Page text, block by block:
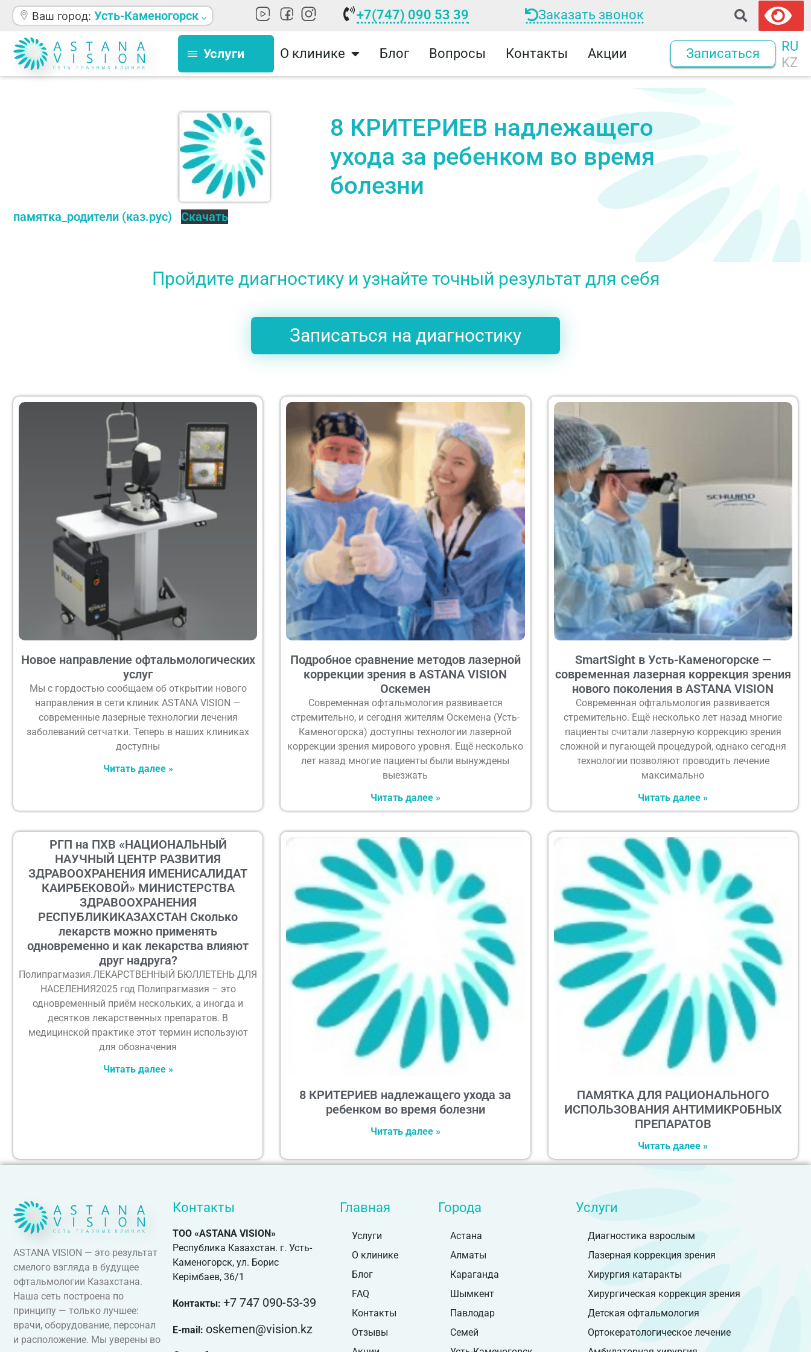
Ваш город: Усть-Каменогорск +7(747) 090 53 39 Заказать звонок
Услуги О клинике Блог Вопросы Контакты Акции Записаться
RU
KZ
8 КРИТЕРИЕВ надлежащего
ухода за ребенком во время
болезни
памятка_родители (каз.рус) Скачать
Пройдите диагностику и узнайте точный результат для себя
Записаться на диагностику
Новое направление офтальмологических
услуг
Мы с гордостью сообщаем об открытии нового
направления в сети клиник ASTANA VISION —
современные лазерные технологии лечения
заболеваний сетчатки. Теперь в наших клиниках
доступны
Читать далее »
Подробное сравнение методов лазерной
коррекции зрения в ASTANA VISION
Оскемен
Современная офтальмология развивается
стремительно, и сегодня жителям Оскемена (Усть-
Каменогорска) доступны технологии лазерной
коррекции зрения мирового уровня. Ещё несколько
лет назад многие пациенты были вынуждены
выезжать
Читать далее »
SmartSight в Усть-Каменогорске —
современная лазерная коррекция зрения
нового поколения в ASTANA VISION
Современная офтальмология развивается
стремительно. Ещё несколько лет назад многие
пациенты считали лазерную коррекцию зрения
сложной и пугающей процедурой, однако сегодня
технологии позволяют проводить лечение
максимально
Читать далее »
РГП на ПХВ «НАЦИОНАЛЬНЫЙ
НАУЧНЫЙ ЦЕНТР РАЗВИТИЯ
ЗДРАВООХРАНЕНИЯ ИМЕНИСАЛИДАТ
КАИРБЕКОВОЙ» МИНИСТЕРСТВА
ЗДРАВООХРАНЕНИЯ
РЕСПУБЛИКИКАЗАХСТАН Сколько
лекарств можно применять
одновременно и как лекарства влияют
друг надруга?
Полипрагмазия.ЛЕКАРСТВЕННЫЙ БЮЛЛЕТЕНЬ ДЛЯ
НАСЕЛЕНИЯ2025 год Полипрагмазия – это
одновременный приём нескольких, а иногда и
десятков лекарственных препаратов. В
медицинской практике этот термин используют
для обозначения
Читать далее »
8 КРИТЕРИЕВ надлежащего ухода за
ребенком во время болезни
Читать далее »
ПАМЯТКА ДЛЯ РАЦИОНАЛЬНОГО
ИСПОЛЬЗОВАНИЯ АНТИМИКРОБНЫХ
ПРЕПАРАТОВ
Читать далее »
ASTANA VISION — это результат
смелого взгляда в будущее
офтальмологии Казахстана.
Наша сеть построена по
принципу — только лучшее:
врачи, оборудование, персонал
и расположение. Мы уверены во
Контакты
ТОО «ASTANA VISION»
Республика Казахстан. г. Усть-
Каменогорск, ул. Борис
Керімбаев, 36/1
Контакты: +7 747 090-53-39
E-mail: oskemen@vision.kz
Главная
Услуги
О клинике
Блог
FAQ
Контакты
Отзывы
Города
Астана
Алматы
Караганда
Шымкент
Павлодар
Семей
Услуги
Диагностика взрослым
Лазерная коррекция зрения
Хирургия катаракты
Хирургическая коррекция зрения
Детская офтальмология
Ортокератологическое лечение